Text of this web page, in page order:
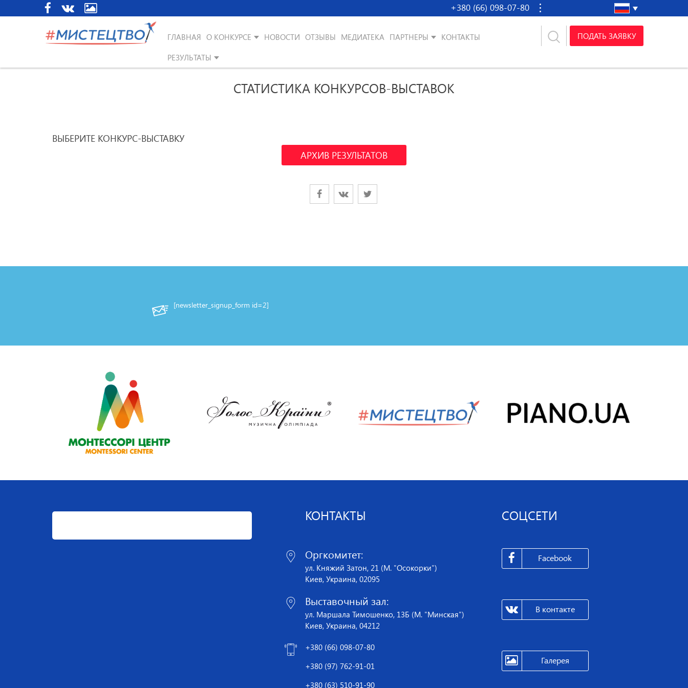
+380 (66) 098-07-80
ГЛАВНАЯ О КОНКУРСЕ НОВОСТИ ОТЗЫВЫ МЕДИАТЕКА ПАРТНЕРЫ
КОНТАКТЫ
РЕЗУЛЬТАТЫ
ПОДАТЬ ЗАЯВКУ
СТАТИСТИКА КОНКУРСОВ-ВЫСТАВОК
ВЫБЕРИТЕ КОНКУРС-ВЫСТАВКУ
АРХИВ РЕЗУЛЬТАТОВ
[newsletter_signup_form id=2]
КОНТАКТЫ
Оргкомитет:
ул. Княжий Затон, 21 (М. "Осокорки")
Киев, Украина, 02095
Выставочный зал:
ул. Маршала Тимошенко, 13Б (М. "Минская")
Киев, Украина, 04212
+380 (66) 098-07-80
+380 (97) 762-91-01
+380 (63) 510-91-90
СОЦСЕТИ
Facebook
В контакте
Галерея